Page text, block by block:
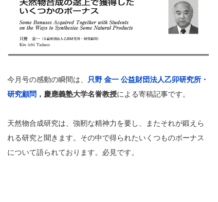
今月号の感動の瞬間は、
只野 金一 公益財団法人乙卯研究所・
研究顧問 ，慶應義塾大学名誉教授による寄稿記事です。
天然物合成研究は、強靭な精神力を要し、またそれが鍛えら
れる研究と聞きます。その中で得られたいくつものボーナス
について語られております。必見です。